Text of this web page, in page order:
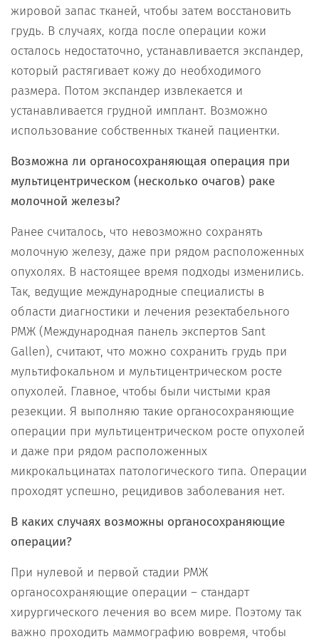
жировой запас тканей, чтобы затем восстановить
грудь. В случаях, когда после операции кожи
осталось недостаточно, устанавливается экспандер,
который растягивает кожу до необходимого
размера. Потом экспандер извлекается и
устанавливается грудной имплант. Возможно
использование собственных тканей пациентки.
Возможна ли органосохраняющая операция при
мультицентрическом (несколько очагов) раке
молочной железы?
Ранее считалось, что невозможно сохранять
молочную железу, даже при рядом расположенных
опухолях. В настоящее время подходы изменились.
Так, ведущие международные специалисты в
области диагностики и лечения резектабельного
РМЖ (Международная панель экспертов Sant
Gallen), считают, что можно сохранить грудь при
мультифокальном и мультицентрическом росте
опухолей. Главное, чтобы были чистыми края
резекции. Я выполняю такие органосохраняющие
операции при мультицентрическом росте опухолей
и даже при рядом расположенных
микрокальцинатах патологического типа. Операции
проходят успешно, рецидивов заболевания нет.
В каких случаях возможны органосохраняющие
операции?
При нулевой и первой стадии РМЖ
органосохраняющие операции – стандарт
хирургического лечения во всем мире. Поэтому так
важно проходить маммографию вовремя, чтобы